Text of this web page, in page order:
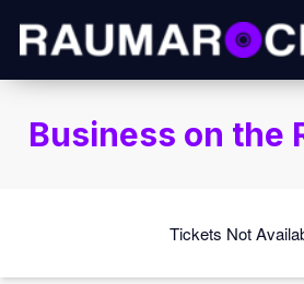
Business on the
Tickets Not